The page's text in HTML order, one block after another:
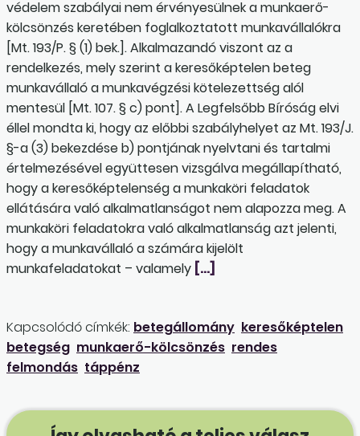
védelem szabályai nem érvényesülnek a munka­erő-
kölcsönzés keretében foglalkoztatott munkavállalókra
[Mt. 193/P. § (1) bek.]. Alkalmazandó viszont az a
rendelkezés, mely szerint a keresőképtelen beteg
munkavállaló a munkavégzési kötelezettség alól
mentesül [Mt. 107. § c) pont]. A Legfelsőbb Bíróság elvi
éllel mondta ki, hogy az előbbi szabályhelyet az Mt. 193/J.
§-a (3) bekezdése b) pontjának nyelvtani és tartalmi
értelmezésével együttesen vizsgálva megállapítható,
hogy a keresőképtelenség a munkaköri feladatok
ellátására való alkalmatlanságot nem alapozza meg. A
munkaköri feladatokra való alkalmatlanság azt jelenti,
hogy a munkavállaló a számára kijelölt
munkafeladatokat – valamely […]
Kapcsolódó címkék: betegállomány keresőképtelen
betegség munkaerő-kölcsönzés rendes
felmondás táppénz